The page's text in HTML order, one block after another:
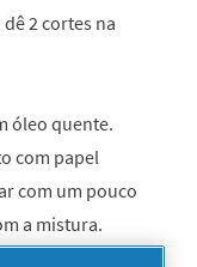
2 cortes na
óleo quente.
com papel
com um pouco
a mistura.